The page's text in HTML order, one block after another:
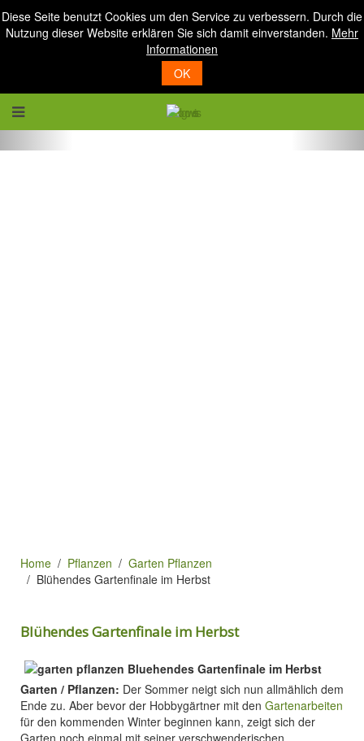
Diese Seite benutzt Cookies um den Service zu verbessern. Durch die
Nutzung dieser Website erklären Sie sich damit einverstanden. Mehr
Informationen
OK
Home Pflanzen
Garten Pflanzen
Blühendes Gartenfinale im Herbst
Blühendes Gartenfinale im Herbst
Garten / Pflanzen: Der Sommer neigt sich nun allmählich dem
Ende zu. Aber bevor der Hobbygärtner mit den Gartenarbeiten
für den kommenden Winter beginnen kann, zeigt sich der
Garten noch einmal mit seiner verschwenderischen